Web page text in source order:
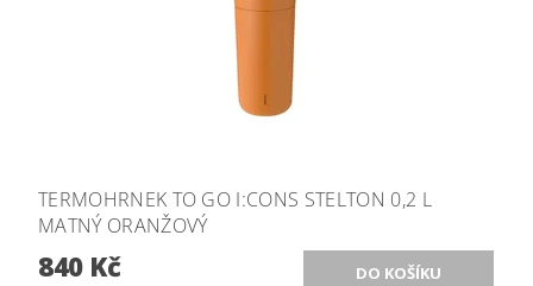
TERMOHRNEK TO GO I:CONS STELTON 0,2 L
MATNÝ ORANŽOVÝ
840 Kč